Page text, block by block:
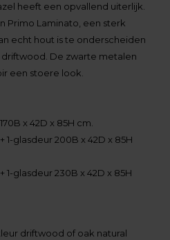
heeft een opvallend uiterlijk.
Primo Laminato, een sterk
echt hout is te onderscheiden
De zwarte metalen
een stoere look.
x 42D x 85H cm.
1-glasdeur 200B x 42D x 85H
1-glasdeur 230B x 42D x 85H
driftwood of oak natural